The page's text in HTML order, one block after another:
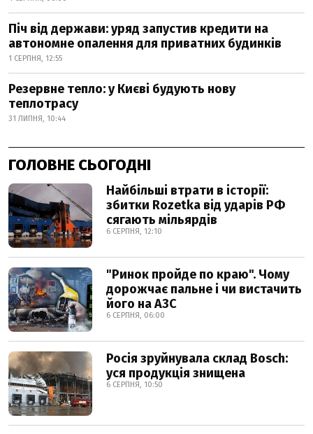
Піч від держави: уряд запустив кредити на
автономне опалення для приватних будинків
1 СЕРПНЯ, 12:55
Резервне тепло: у Києві будують нову
теплотрасу
31 ЛИПНЯ, 10:44
ГОЛОВНЕ СЬОГОДНІ
Найбільші втрати в історії:
збитки Rozetka від ударів РФ
сягають мільярдів
6 СЕРПНЯ, 12:10
"Ринок пройде по краю". Чому
дорожчає пальне і чи вистачить
його на АЗС
6 СЕРПНЯ, 06:00
Росія зруйнувала склад Bosch:
уся продукція знищена
6 СЕРПНЯ, 10:50